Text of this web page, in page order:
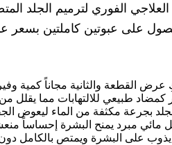
العلاجي الفوري لترميم الجلد
على عبوتين كاملتين بسعر
عرض القطعة والثانية مجاناً كمية
كمضاد طبيعي للالتهابات مما
بجرعة مكثفة من الماء ليعوض
مائي مبرد يمنح البشرة إحساساً
يذوب على البشرة ويمتص بالكامل دون